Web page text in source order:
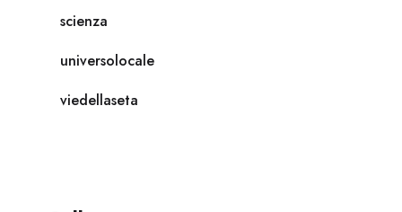
scienza
universolocale
viedellaseta